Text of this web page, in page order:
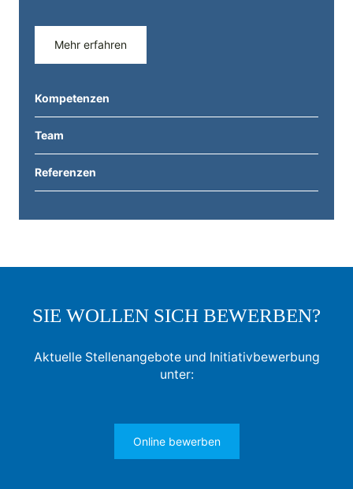
Mehr erfahren
Kompetenzen
Team
Referenzen
SIE WOLLEN SICH BEWERBEN?
Aktuelle Stellenangebote und Initiativbewerbung
unter:
Online bewerben